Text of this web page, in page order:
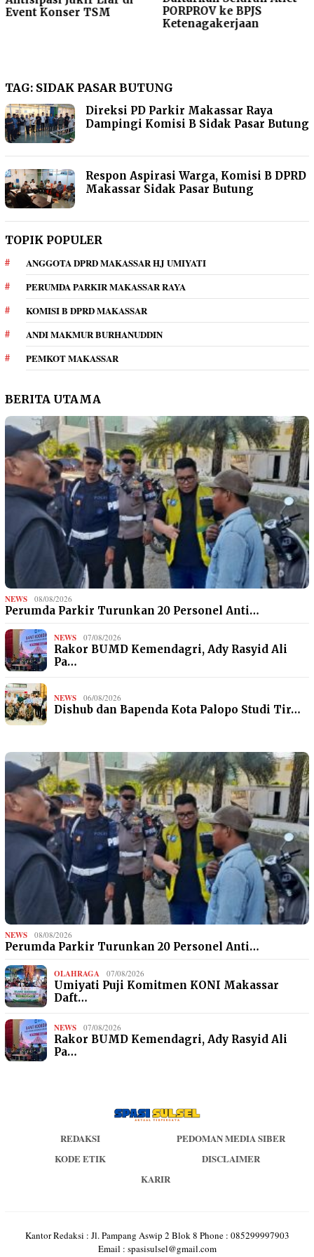
Event Konser TSM
PORPROV ke BPJS
Ketenagakerjaan
TAG: SIDAK PASAR BUTUNG
Direksi PD Parkir Makassar Raya
Dampingi Komisi B Sidak Pasar Butung
Respon Aspirasi Warga, Komisi B DPRD
Makassar Sidak Pasar Butung
TOPIK POPULER
ANGGOTA DPRD MAKASSAR HJ UMIYATI
PERUMDA PARKIR MAKASSAR RAYA
KOMISI B DPRD MAKASSAR
ANDI MAKMUR BURHANUDDIN
PEMKOT MAKASSAR
BERITA UTAMA
NEWS 08/08/2026
Perumda Parkir Turunkan 20 Personel Anti…
NEWS 07/08/2026
Rakor BUMD Kemendagri, Ady Rasyid Ali
Pa…
NEWS 06/08/2026
Dishub dan Bapenda Kota Palopo Studi Tir…
NEWS 08/08/2026
Perumda Parkir Turunkan 20 Personel Anti…
OLAHRAGA 07/08/2026
Umiyati Puji Komitmen KONI Makassar
Daft…
NEWS 07/08/2026
Rakor BUMD Kemendagri, Ady Rasyid Ali
Pa…
REDAKSI
PEDOMAN MEDIA SIBER
KODE ETIK
DISCLAIMER
KARIR
Kantor Redaksi : Jl. Pampang Aswip 2 Blok 8 Phone : 085299997903
Email : spasisulsel@gmail.com